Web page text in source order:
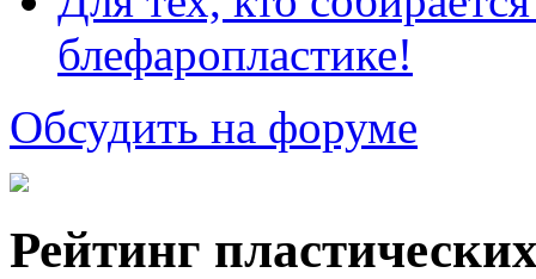
блефаропластике!
Обсудить на форуме
Рейтинг